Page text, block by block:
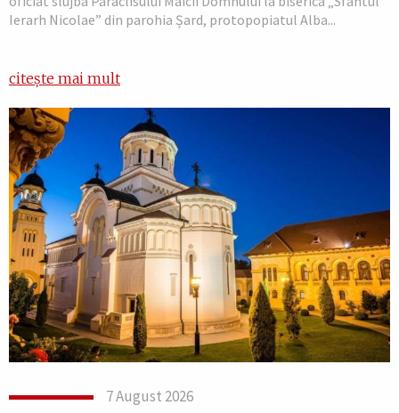
Ierarh Nicolae” din parohia Șard, protopopiatul Alba...
citește mai mult
7 August 2026